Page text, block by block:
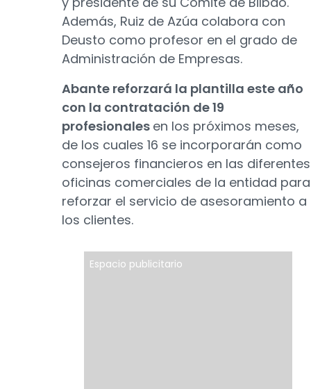
Además, Ruiz de Azúa colabora con
Deusto como profesor en el grado de
Administración de Empresas.
Abante reforzará la plantilla este año
con la contratación de 19
profesionales en los próximos meses,
de los cuales 16 se incorporarán como
consejeros financieros en las diferentes
oficinas comerciales de la entidad para
reforzar el servicio de asesoramiento a
los clientes.
Espacio publicitario